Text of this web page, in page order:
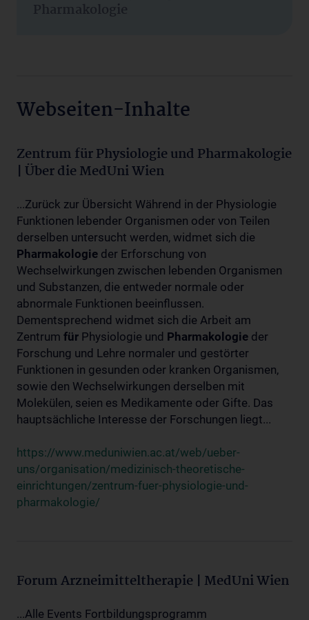
Pharmakologie
Webseiten-Inhalte
Zentrum für Physiologie und Pharmakologie
| Über die MedUni Wien
...Zurück zur Übersicht Während in der Physiologie
Funktionen lebender Organismen oder von Teilen
derselben untersucht werden, widmet sich die
Pharmakologie der Erforschung von
Wechselwirkungen zwischen lebenden Organismen
und Substanzen, die entweder normale oder
abnormale Funktionen beeinflussen.
Dementsprechend widmet sich die Arbeit am
Zentrum für Physiologie und Pharmakologie der
Forschung und Lehre normaler und gestörter
Funktionen in gesunden oder kranken Organismen,
sowie den Wechselwirkungen derselben mit
Molekülen, seien es Medikamente oder Gifte. Das
hauptsächliche Interesse der Forschungen liegt...
https://www.meduniwien.ac.at/web/ueber-
uns/organisation/medizinisch-theoretische-
einrichtungen/zentrum-fuer-physiologie-und-
pharmakologie/
Forum Arzneimitteltherapie | MedUni Wien
...Alle Events Fortbildungsprogramm